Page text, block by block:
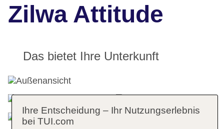
Zilwa Attitude
Das bietet Ihre Unterkunft
Ihre Entscheidung – Ihr Nutzungserlebnis
bei TUI.com